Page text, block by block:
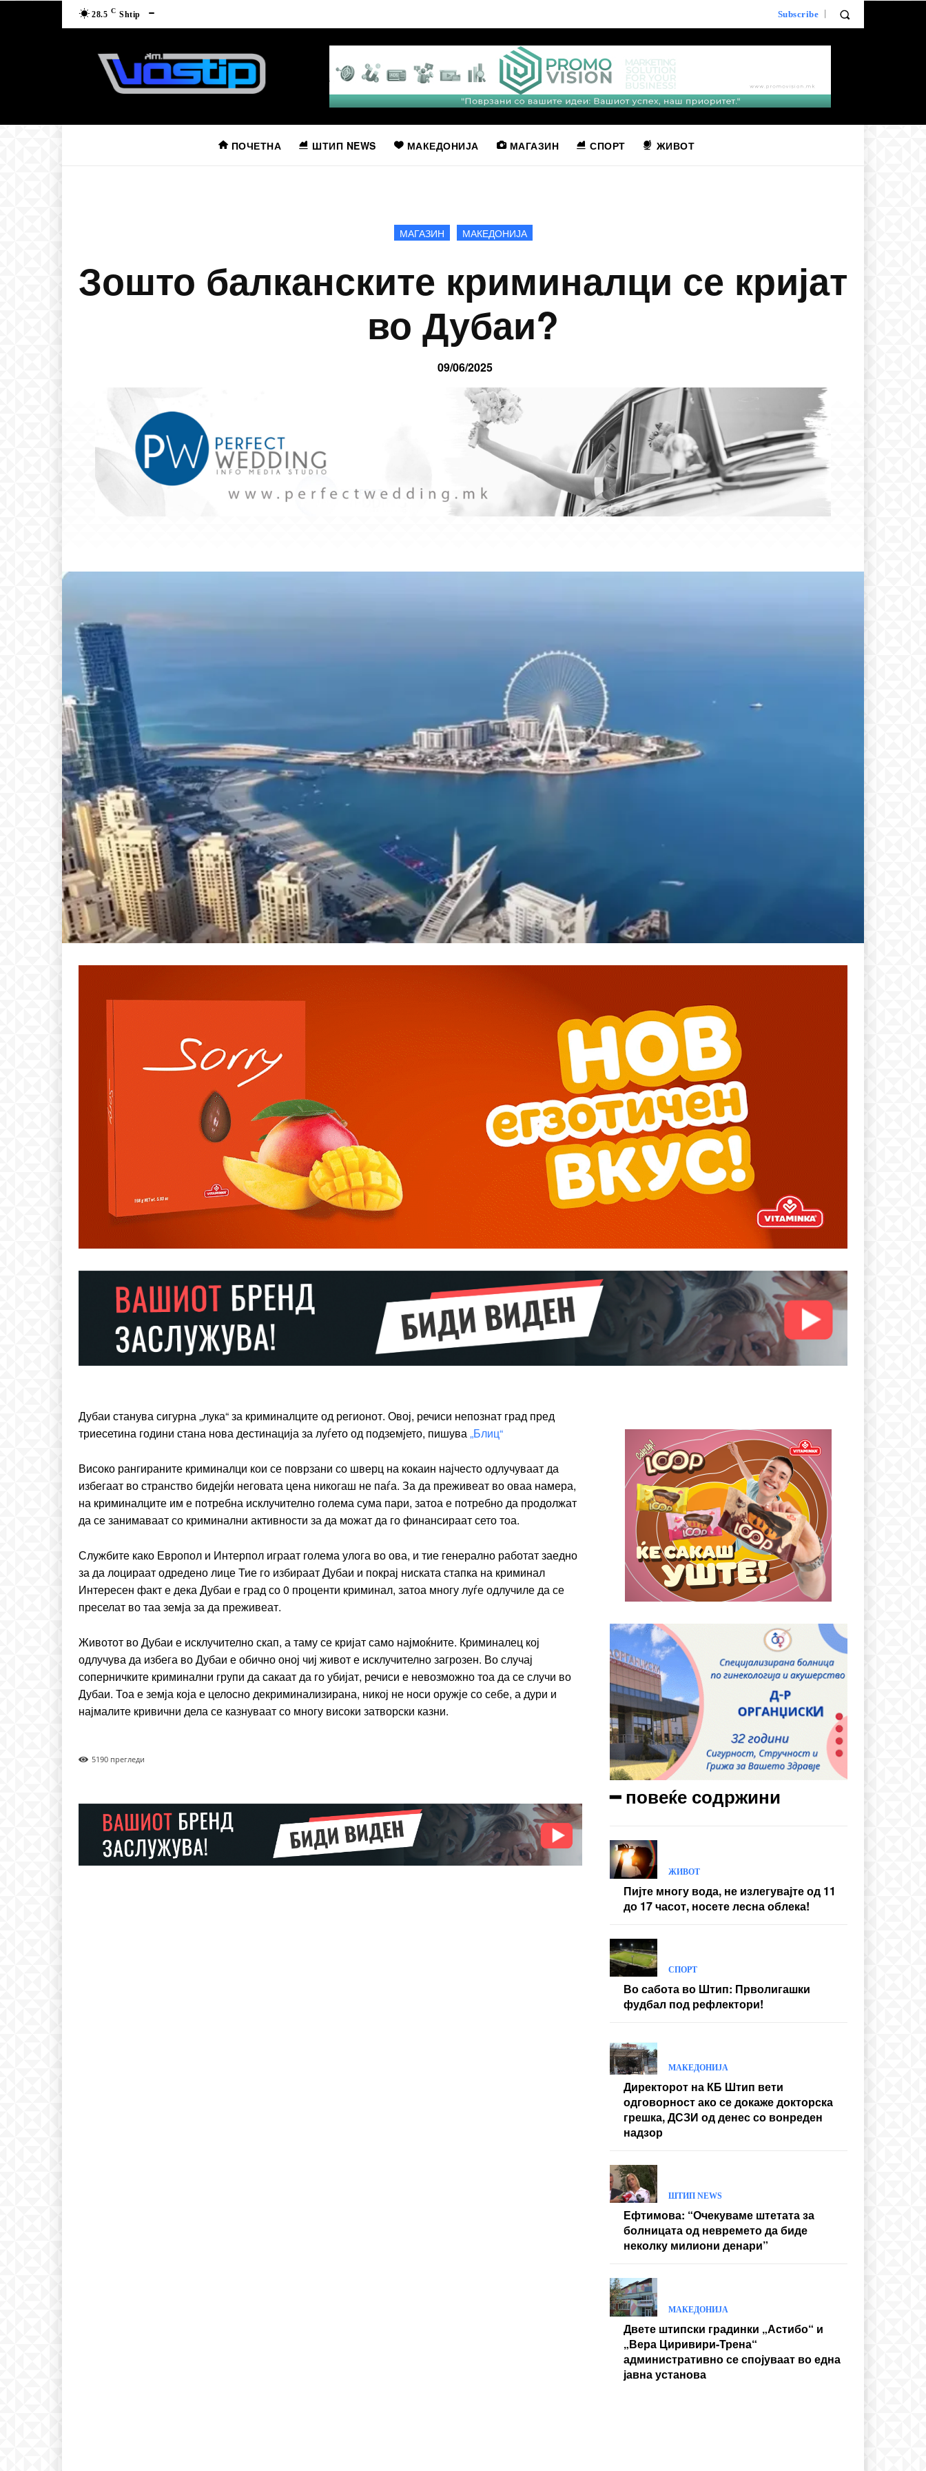
━ pricing plans
Free
бесплатно
ИЗБЕРЕТЕ ПЛАН
Included for free:
Etiam est nibh, lobortis sit
Nullam eu erat condimentum
Donec quis est ac felis
Orci varius natoque dolor
Pro
$100 placeholder text
Etiam est nibh, lobortis sit
Praesent euismod ac
Ut mollis pellentesque tortor
Donec quis est ac felis
Orci varius natoque dolor
Monthly pricing
28.5 C Shtip Subscribe
ПОЧЕТНА ШТИП NEWS МАКЕДОНИЈА МАГАЗИН СПОРТ ЖИВОТ
МАГАЗИН МАКЕДОНИЈА
Зошто балканските криминалци се кријат
во Дубаи?
09/06/2025
Дубаи станува сигурна „лука“ за криминалците од регионот. Овој, речиси непознат град пред
триесетина години стана нова дестинација за луѓето од подземјето, пишува„Блиц“
Високо рангираните криминалци кои се поврзани со шверц на кокаин најчесто одлучуваат да
избегаат во странство бидејќи неговата цена никогаш не паѓа. За да преживеат во оваа намера,
на криминалците им е потребна исклучително голема сума пари, затоа е потребно да продолжат
да се занимаваат со криминални активности за да можат да го финансираат сето тоа.
Службите како Европол и Интерпол играат голема улога во ова, и тие генерално работат заедно
за да лоцираат одредено лице Тие го избираат Дубаи и покрај ниската стапка на криминал
Интересен факт е дека Дубаи е град со 0 проценти криминал, затоа многу луѓе одлучиле да се
преселат во таа земја за да преживеат.
Животот во Дубаи е исклучително скап, а таму се кријат само најмоќните. Криминалец кој
одлучува да избега во Дубаи е обично оној чиј живот е исклучително загрозен. Во случај
соперничките криминални групи да сакаат да го убијат, речиси е невозможно тоа да се случи во
Дубаи. Тоа е земја која е целосно декриминализирана, никој не носи оружје со себе, а дури и
најмалите кривични дела се казнуваат со многу високи затворски казни.
5190 прегледи
━ повеќе содржини
ЖИВОТ
Пијте многу вода, не излегувајте од 11
до 17 часот, носете лесна облека!
СПОРТ
Во сабота во Штип: Прволигашки
фудбал под рефлектори!
МАКЕДОНИЈА
Директорот на КБ Штип вети
одговорност ако се докаже докторска
грешка, ДСЗИ од денес со вонреден
надзор
ШТИП NEWS
Ефтимова: “Очекуваме штетата за
болницата од невремето да биде
неколку милиони денари”
МАКЕДОНИЈА
Двете штипски градинки „Астибо“ и
„Вера Циривири-Трена“
административно се спојуваат во една
јавна установа